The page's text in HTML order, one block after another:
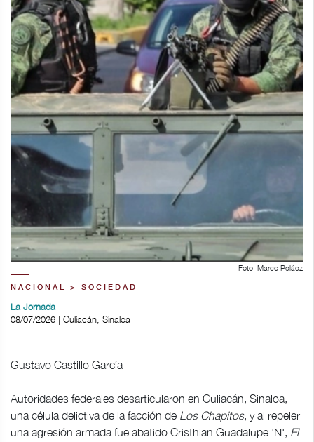
Foto: Marco Peláez
NACIONAL > SOCIEDAD
La Jornada
08/07/2026 | Culiacán, Sinaloa
Gustavo Castillo García
Autoridades federales desarticularon en Culiacán, Sinaloa,
una célula delictiva de la facción de Los Chapitos, y al repeler
una agresión armada fue abatido Cristhian Guadalupe 'N', El